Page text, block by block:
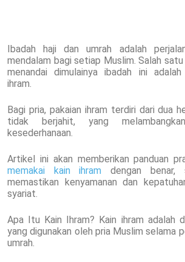
Ibadah haji dan umrah adalah
mendalam bagi setiap Muslim. Salah
menandai dimulainya ibadah ini
ihram.
Bagi pria, pakaian ihram terdiri dari dua
tidak berjahit, yang
kesederhanaan.
Artikel ini akan memberikan panduan
memakai kain ihram dengan
memastikan kenyamanan dan
syariat.
Apa Itu Kain Ihram? Kain ihram adalah
yang digunakan oleh pria Muslim selama
umrah.